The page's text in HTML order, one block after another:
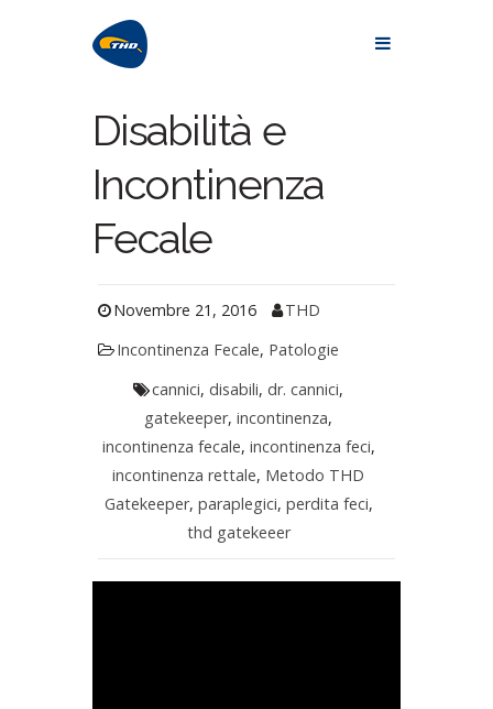
Disabilità e
Incontinenza
Fecale
Novembre 21, 2016
THD
Incontinenza Fecale, Patologie
cannici, disabili, dr. cannici,
gatekeeper,incontinenza,
incontinenza fecale, incontinenza feci,
incontinenza rettale, Metodo THD
Gatekeeper, paraplegici, perdita feci,
thd gatekeeer